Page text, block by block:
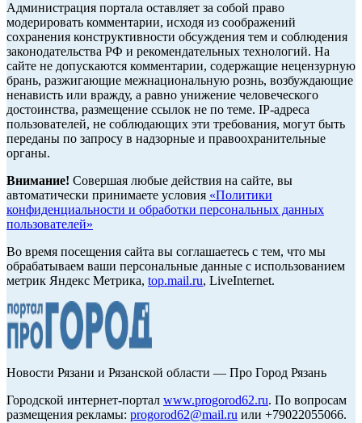
Администрация портала оставляет за собой право
модерировать комментарии, исходя из соображений
сохранения конструктивности обсуждения тем и соблюдения
законодательства РФ и рекомендательных технологий. На
сайте не допускаются комментарии, содержащие нецензурную
брань, разжигающие межнациональную рознь, возбуждающие
ненависть или вражду, а равно унижение человеческого
достоинства, размещение ссылок не по теме. IP-адреса
пользователей, не соблюдающих эти требования, могут быть
переданы по запросу в надзорные и правоохранительные
органы.
Внимание! Совершая любые действия на сайте, вы
автоматически принимаете условия «Политики
конфиденциальности и обработки персональных данных
пользователей»
Во время посещения сайта вы соглашаетесь с тем, что мы
обрабатываем ваши персональные данные с использованием
метрик Яндекс Метрика, top.mail.ru, LiveInternet.
Новости Рязани и Рязанской области — Про Город Рязань
Городской интернет-портал www.progorod62.ru. По вопросам
размещения рекламы: progorod62@mail.ru или +79022055066.